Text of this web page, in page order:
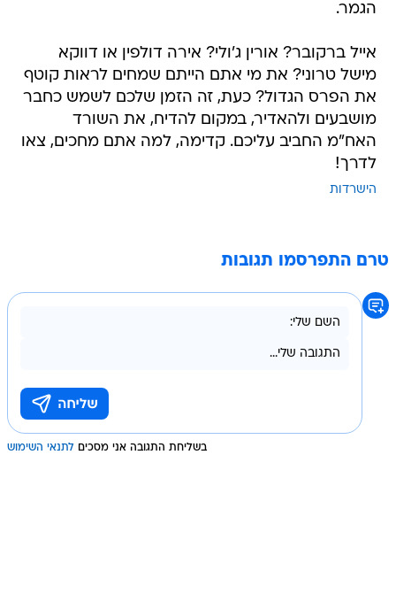
הגמר.
אייל ברקובר? אורין ג'ולי? אירה דולפין או דווקא
מישל טרוני? את מי אתם הייתם שמחים לראות קוטף
את הפרס הגדול? כעת, זה הזמן שלכם לשמש כחבר
מושבעים ולהאדיר, במקום להדיח, את השורד
האח"מ החביב עליכם. קדימה, למה אתם מחכים, צאו
לדרך!
הישרדות
טרם התפרסמו תגובות
בשליחת התגובה אני מסכים לתנאי השימוש